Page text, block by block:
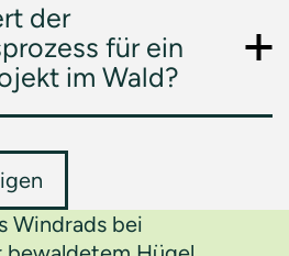
der
für ein
im Wald?